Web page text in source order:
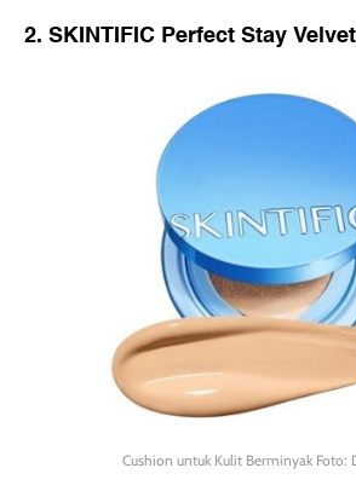
2. SKINTIFIC Perfect Stay
Cushion untuk Kulit Berminyak Foto: